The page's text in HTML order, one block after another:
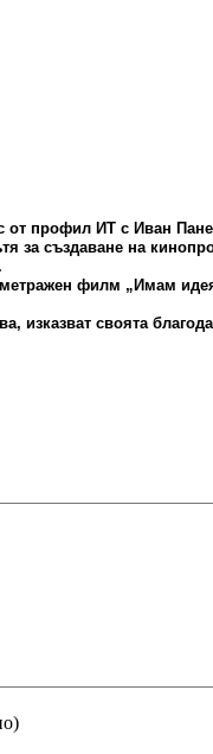
от профил ИТ с Иван
за създаване на
филм „Имам
изказват своята